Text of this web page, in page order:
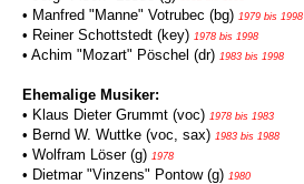
• Manfred "Manne" Votrubec (bg) 1979 bis 1998
• Reiner Schottstedt (key) 1978 bis 1998
• Achim "Mozart" Pöschel (dr) 1983 bis 1998
Ehemalige Musiker:
• Klaus Dieter Grummt (voc) 1978 bis 1983
• Bernd W. Wuttke (voc, sax) 1983 bis 1988
• Wolfram Löser (g) 1978
• Dietmar "Vinzens" Pontow (g) 1980